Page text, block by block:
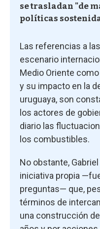
se trasladan "de
políticas
Las referencias a
escenario
Medio Oriente
y su impacto en la
uruguaya, son
los actores de
diario las
los combustibles.
No obstante,
iniciativa propia
preguntas— que,
términos de
una construcción